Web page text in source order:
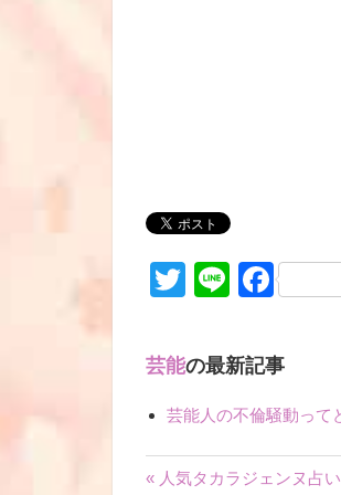
Twitter
Line
芸能の最新記事
芸能人の不倫騒動って
« 人気タカラジェンヌ占